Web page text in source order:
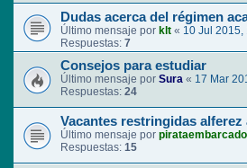
Dudas acerca del régimen
Último mensaje por klt « 10 Jul 2015,
Respuestas: 7
Consejos para estudiar
Último mensaje por Sura « 17 Mar
Respuestas: 24
Vacantes restringidas alferez
Último mensaje por pirataembarcado
Respuestas: 15